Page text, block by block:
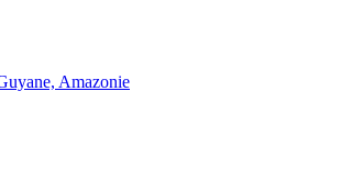
Amazonie